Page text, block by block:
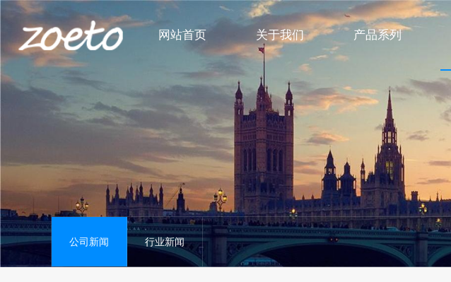
网站首页 关于我们 产品系列
身体护理系列
头部护理系列
公司新闻
行业新闻
公司新闻 行业新闻